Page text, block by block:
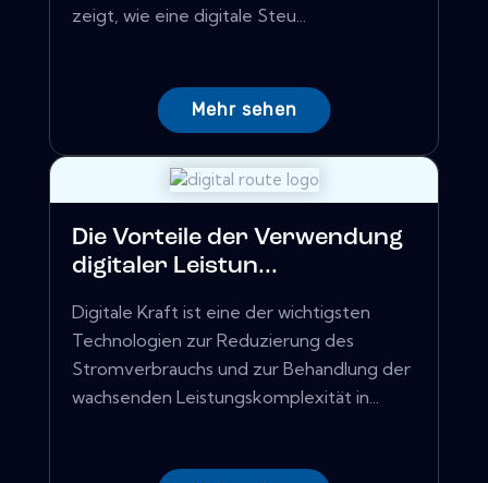
zeigt, wie eine digitale Steu...
Mehr sehen
Die Vorteile der Verwendung
digitaler Leistun...
Digitale Kraft ist eine der wichtigsten
Technologien zur Reduzierung des
Stromverbrauchs und zur Behandlung der
wachsenden Leistungskomplexität in...